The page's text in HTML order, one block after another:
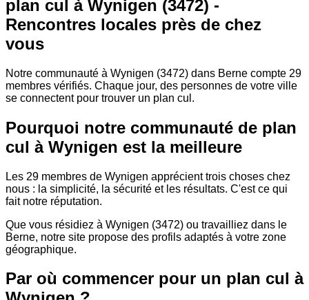
plan cul à Wynigen (3472) -
Rencontres locales près de chez
vous
Notre communauté à Wynigen (3472) dans Berne compte 29
membres vérifiés. Chaque jour, des personnes de votre ville
se connectent pour trouver un plan cul.
Pourquoi notre communauté de plan
cul à Wynigen est la meilleure
Les 29 membres de Wynigen apprécient trois choses chez
nous : la simplicité, la sécurité et les résultats. C'est ce qui
fait notre réputation.
Que vous résidiez à Wynigen (3472) ou travailliez dans le
Berne, notre site propose des profils adaptés à votre zone
géographique.
Par où commencer pour un plan cul à